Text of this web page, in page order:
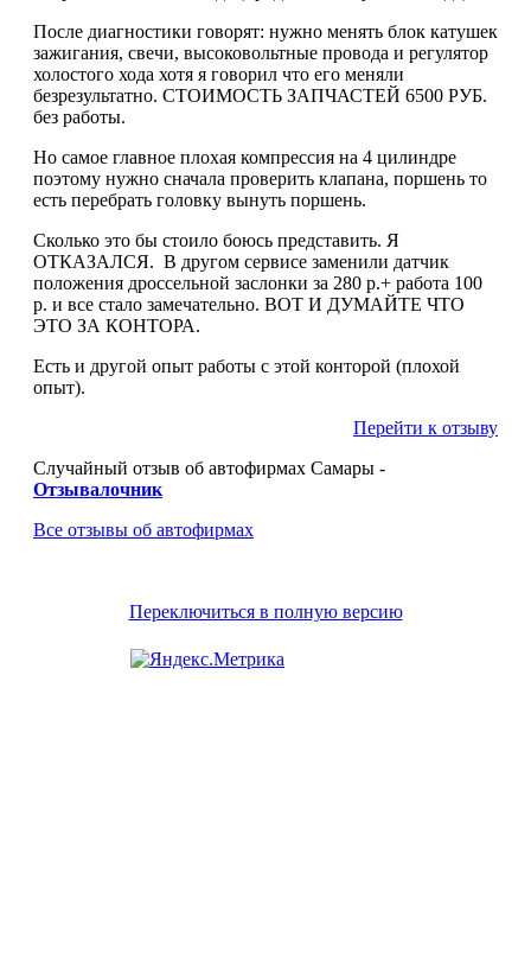
После диагностики говорят: нужно менять блок катушек
зажигания, свечи, высоковольтные провода и регулятор
холостого хода хотя я говорил что его меняли
безрезультатно. СТОИМОСТЬ ЗАПЧАСТЕЙ 6500 РУБ.
без работы.
Но самое главное плохая компрессия на 4 цилиндре
поэтому нужно сначала проверить клапана, поршень то
есть перебрать головку вынуть поршень.
Сколько это бы стоило боюсь представить. Я
ОТКАЗАЛСЯ. В другом сервисе заменили датчик
положения дроссельной заслонки за 280 р.+ работа 100
р. и все стало замечательно. ВОТ И ДУМАЙТЕ ЧТО
ЭТО ЗА КОНТОРА.
Есть и другой опыт работы с этой конторой (плохой
опыт).
Перейти к отзыву
Случайный отзыв об автофирмах Самары -
Отзывалочник
Все отзывы об автофирмах
Переключиться в полную версию